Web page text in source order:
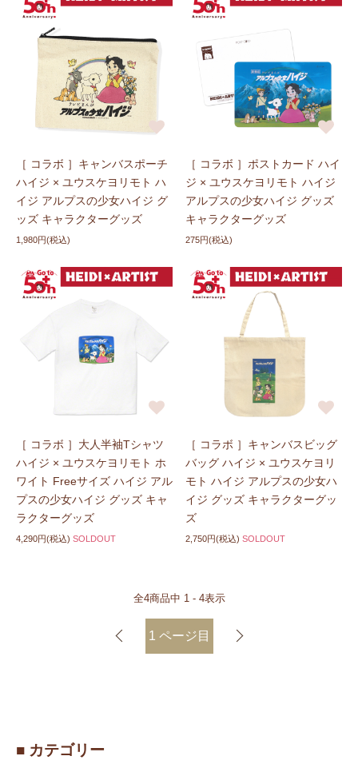
［ コラボ ］キャンバスポーチ
ハイジ × ユウスケヨリモト ハ
イジ アルプスの少女ハイジ グ
ッズ キャラクターグッズ
1,980円(税込)
［ コラボ ］ポストカード ハイ
ジ × ユウスケヨリモト ハイジ
アルプスの少女ハイジ グッズ
キャラクターグッズ
275円(税込)
［ コラボ ］大人半袖Tシャツ
ハイジ × ユウスケヨリモト ホ
ワイト Freeサイズ ハイジ アル
プスの少女ハイジ グッズ キャ
ラクターグッズ
4,290円(税込) SOLDOUT
［ コラボ ］キャンバスビッグ
バッグ ハイジ × ユウスケヨリ
モト ハイジ アルプスの少女ハ
イジ グッズ キャラクターグッ
ズ
2,750円(税込) SOLDOUT
全4商品中 1 - 4表示
1 ページ目
■ カテゴリー